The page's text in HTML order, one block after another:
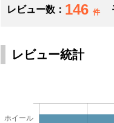
レビュー数： 146 件
レビュー統計